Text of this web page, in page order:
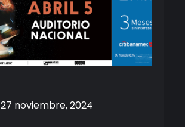
27 noviembre, 2024